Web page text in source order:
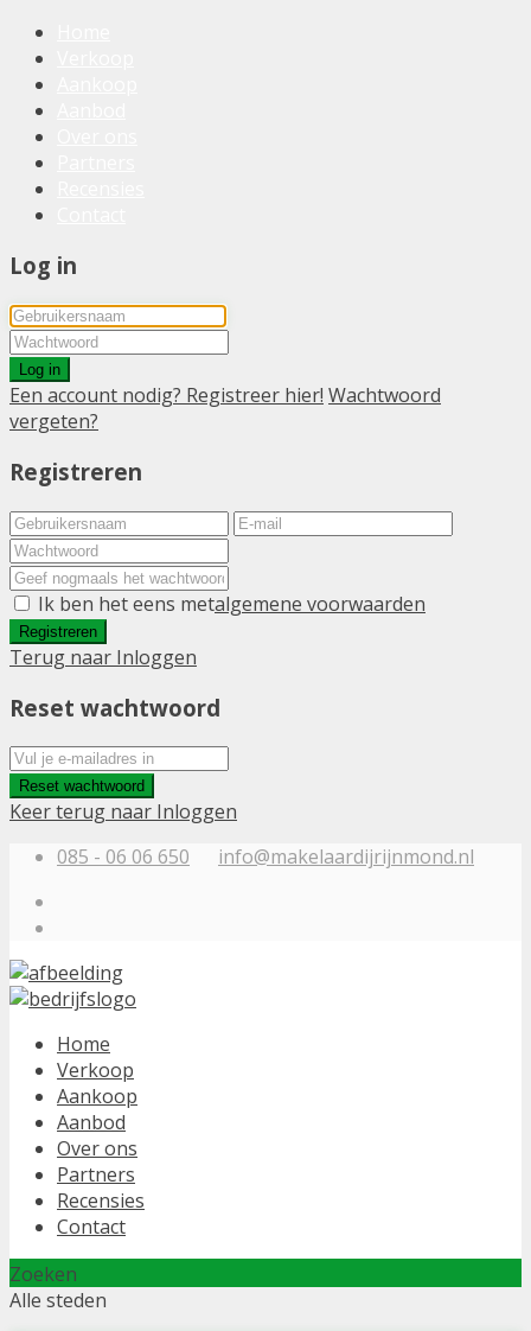
Log in
Log in
Een account nodig? Registreer hier! Wachtwoord
vergeten?
Registreren
Ik ben het eens metalgemene voorwaarden
Registreren
Terug naar Inloggen
Reset wachtwoord
Reset wachtwoord
Keer terug naar Inloggen
085 - 06 06 650
info@makelaardijrijnmond.nl
Home
Verkoop
Aankoop
Aanbod
Over ons
Partners
Recensies
Contact
Zoeken
Alle steden